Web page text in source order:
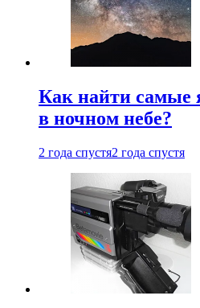
Как найти самые
в ночном небе?
2 года спустя2 года спустя